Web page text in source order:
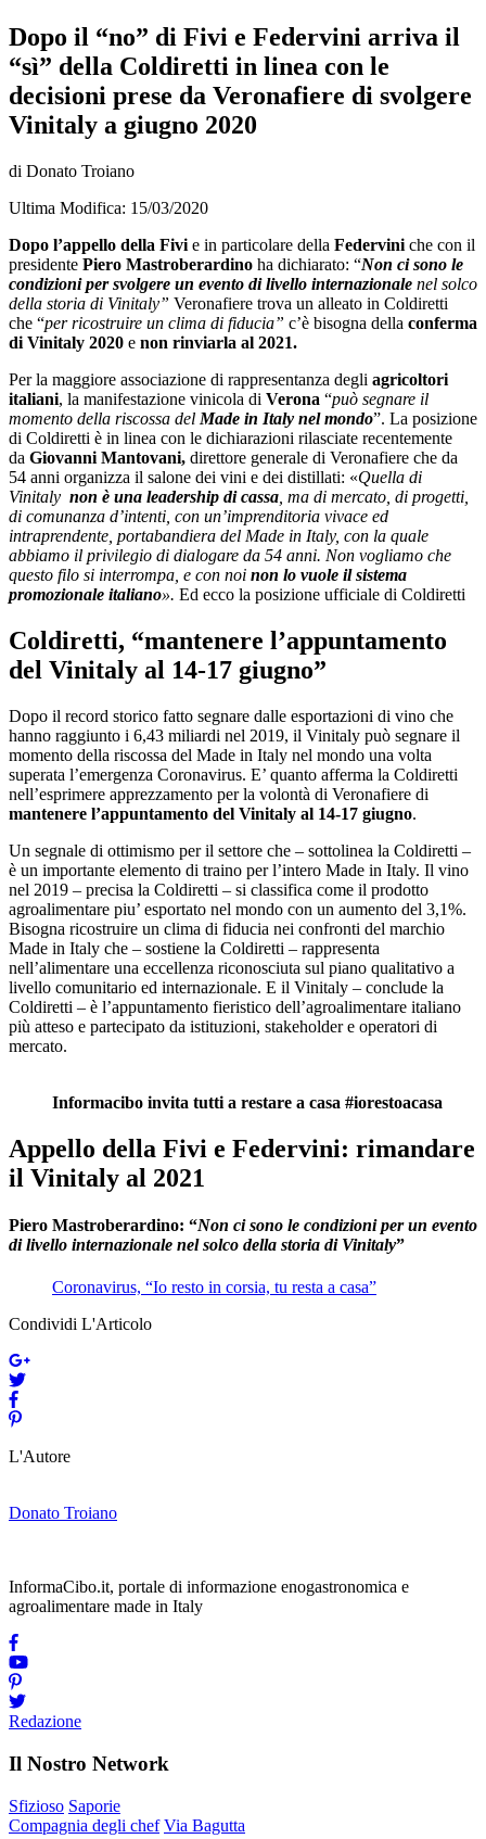
Dopo il “no” di Fivi e Federvini arriva il
“sì” della Coldiretti in linea con le
decisioni prese da Veronafiere di svolgere
Vinitaly a giugno 2020
di Donato Troiano
Ultima Modifica: 15/03/2020
Dopo l’appello della Fivi e in particolare della Federvini che con il
presidente Piero Mastroberardino ha dichiarato: “Non ci sono le
condizioni per svolgere un evento di livello internazionale nel solco
della storia di Vinitaly” Veronafiere trova un alleato in Coldiretti
che “per ricostruire un clima di fiducia” c’è bisogna della conferma
di Vinitaly 2020 e non rinviarla al 2021.
Per la maggiore associazione di rappresentanza degli agricoltori
italiani, la manifestazione vinicola di Verona “può segnare il
momento della riscossa del Made in Italy nel mondo”. La posizione
di Coldiretti è in linea con le dichiarazioni rilasciate recentemente
da Giovanni Mantovani, direttore generale di Veronafiere che da
54 anni organizza il salone dei vini e dei distillati: «Quella di
Vinitaly non è una leadership di cassa , ma di mercato, di progetti,
di comunanza d’intenti, con un’imprenditoria vivace ed
intraprendente, portabandiera del Made in Italy, con la quale
abbiamo il privilegio di dialogare da 54 anni. Non vogliamo che
questo filo si interrompa, e con noi non lo vuole il sistema
promozionale italiano». Ed ecco la posizione ufficiale di Coldiretti
Coldiretti, “mantenere l’appuntamento
del Vinitaly al 14-17 giugno”
Dopo il record storico fatto segnare dalle esportazioni di vino che
hanno raggiunto i 6,43 miliardi nel 2019, il Vinitaly può segnare il
momento della riscossa del Made in Italy nel mondo una volta
superata l’emergenza Coronavirus. E’ quanto afferma la Coldiretti
nell’esprimere apprezzamento per la volontà di Veronafiere di
mantenere l’appuntamento del Vinitaly al 14-17 giugno.
Un segnale di ottimismo per il settore che – sottolinea la Coldiretti –
è un importante elemento di traino per l’intero Made in Italy. Il vino
nel 2019 – precisa la Coldiretti – si classifica come il prodotto
agroalimentare piu’ esportato nel mondo con un aumento del 3,1%.
Bisogna ricostruire un clima di fiducia nei confronti del marchio
Made in Italy che – sostiene la Coldiretti – rappresenta
nell’alimentare una eccellenza riconosciuta sul piano qualitativo a
livello comunitario ed internazionale. E il Vinitaly – conclude la
Coldiretti – è l’appuntamento fieristico dell’agroalimentare italiano
più atteso e partecipato da istituzioni, stakeholder e operatori di
mercato.
Informacibo invita tutti a restare a casa #iorestoacasa
Appello della Fivi e Federvini: rimandare
il Vinitaly al 2021
Piero Mastroberardino: “Non ci sono le condizioni per un evento
di livello internazionale nel solco della storia di Vinitaly”
Coronavirus, “Io resto in corsia, tu resta a casa”
Condividi L'Articolo
L'Autore
Donato Troiano
InformaCibo.it, portale di informazione enogastronomica e
agroalimentare made in Italy
Redazione
Il Nostro Network
Sfizioso Saporie
Compagnia degli chef Via Bagutta